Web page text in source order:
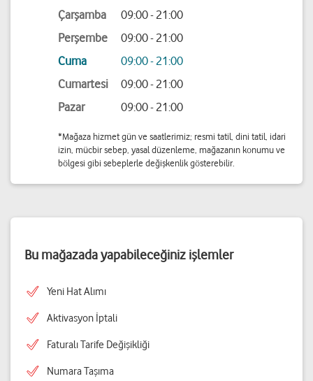
Çarşamba
09:00 - 21:00
Perşembe
09:00 - 21:00
Cuma
09:00 - 21:00
Cumartesi
09:00 - 21:00
Pazar
09:00 - 21:00
*Mağaza hizmet gün ve saatlerimiz; resmi tatil, dini tatil, idari
izin, mücbir sebep, yasal düzenleme, mağazanın konumu ve
bölgesi gibi sebeplerle değişkenlik gösterebilir.
Bu mağazada yapabileceğiniz işlemler
Yeni Hat Alımı
Aktivasyon İptali
Faturalı Tarife Değişikliği
Numara Taşıma